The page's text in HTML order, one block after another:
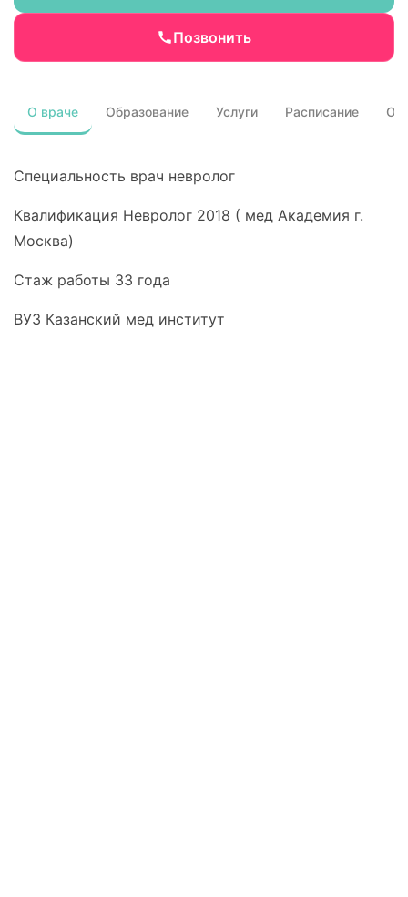
Позвонить
О враче Образование Услуги Расписание
Специальность врач невролог
Квалификация Невролог 2018 ( мед Академия г.
Москва)
Стаж работы 33 года
ВУЗ Казанский мед институт